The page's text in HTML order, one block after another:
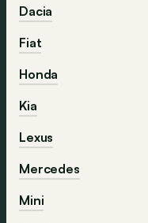
Dacia
Fiat
Honda
Kia
Lexus
Mercedes
Mini